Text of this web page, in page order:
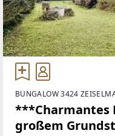
BUNGALOW 3424
***Charmantes
großem